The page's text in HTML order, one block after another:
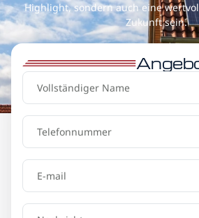
Highlight, sondern auch eine
Zukunft sein.